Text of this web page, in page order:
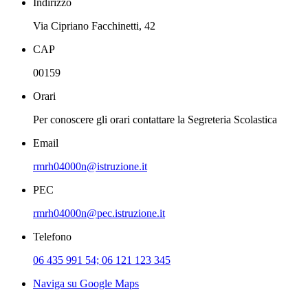
Indirizzo
Via Cipriano Facchinetti, 42
CAP
00159
Orari
Per conoscere gli orari contattare la Segreteria Scolastica
Email
rmrh04000n@istruzione.it
PEC
rmrh04000n@pec.istruzione.it
Telefono
06 435 991 54; 06 121 123 345
Naviga su Google Maps